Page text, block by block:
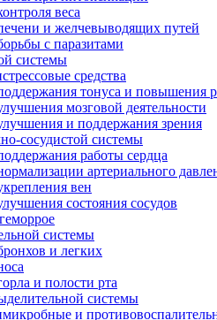
веса
и желчевыводящих путей
с паразитами
системы
средства
тонуса и повышения
мозговой деятельности
и поддержания зрения
сосудистой системы
работы сердца
артериального
вен
состояния сосудов
системы
и легких
и полости рта
системы
и